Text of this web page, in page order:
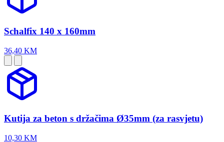
Schalfix 140 x 160mm
36,40 KM
Kutija za beton s držačima Ø35mm (za rasvjetu)
10,30 KM